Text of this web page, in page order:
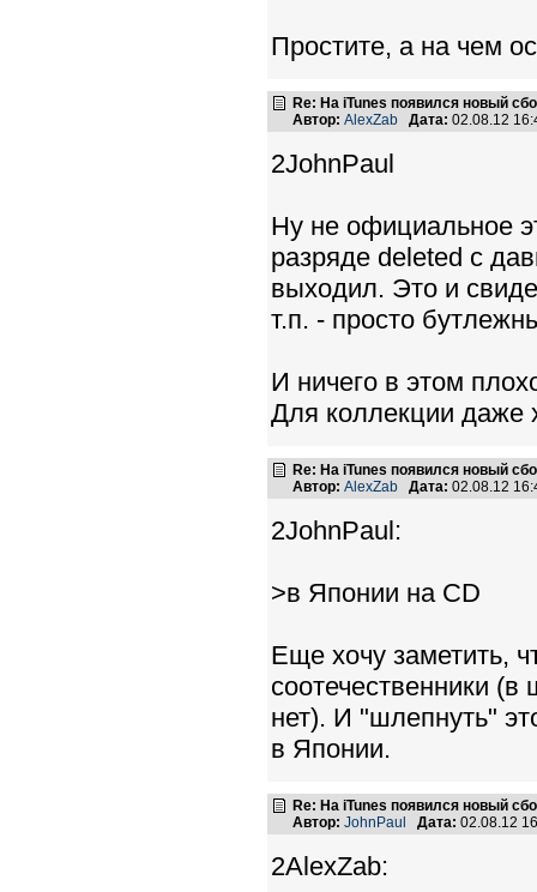
Простите, а на чем
Re: На iTunes появился новый
Автор: AlexZab Дата: 02.08.12
2JohnPaul
Ну не официальное
разряде deleted с
выходил. Это и
т.п. - просто
И ничего в этом
Для коллекции даже
Re: На iTunes появился новый
Автор: AlexZab Дата: 02.08.12
2JohnPaul:
>в Японии на CD
Еще хочу заметить,
соотечественники
нет). И "шлепнуть"
в Японии.
Re: На iTunes появился новый
Автор: JohnPaul Дата: 02.08.12
2AlexZab: